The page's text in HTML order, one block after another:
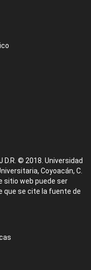
© 2018. Universidad
Coyoacán, C.
sitio web puede ser
que se cite la fuente de